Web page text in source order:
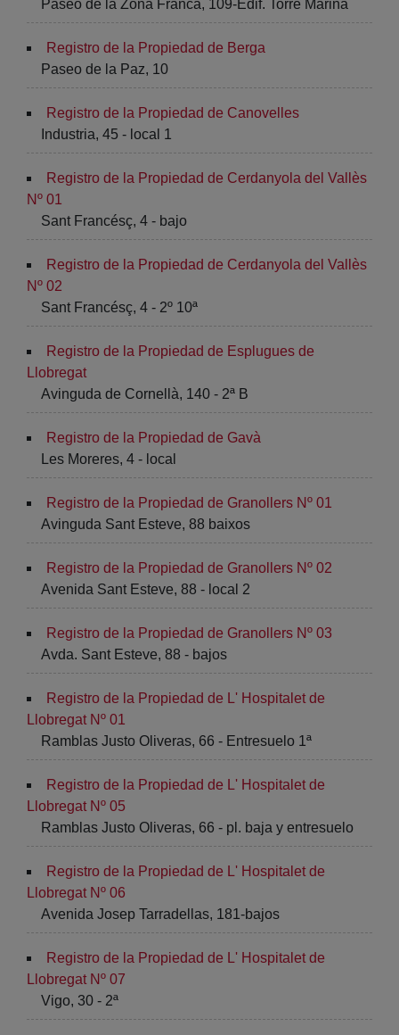
Paseo de la Zona Franca, 109-Edif. Torre Marina
Registro de la Propiedad de Berga
Paseo de la Paz, 10
Registro de la Propiedad de Canovelles
Industria, 45 - local 1
Registro de la Propiedad de Cerdanyola del Vallès
Nº 01
Sant Francésç, 4 - bajo
Registro de la Propiedad de Cerdanyola del Vallès
Nº 02
Sant Francésç, 4 - 2º 10ª
Registro de la Propiedad de Esplugues de
Llobregat
Avinguda de Cornellà, 140 - 2ª B
Registro de la Propiedad de Gavà
Les Moreres, 4 - local
Registro de la Propiedad de Granollers Nº 01
Avinguda Sant Esteve, 88 baixos
Registro de la Propiedad de Granollers Nº 02
Avenida Sant Esteve, 88 - local 2
Registro de la Propiedad de Granollers Nº 03
Avda. Sant Esteve, 88 - bajos
Registro de la Propiedad de L' Hospitalet de
Llobregat Nº 01
Ramblas Justo Oliveras, 66 - Entresuelo 1ª
Registro de la Propiedad de L' Hospitalet de
Llobregat Nº 05
Ramblas Justo Oliveras, 66 - pl. baja y entresuelo
Registro de la Propiedad de L' Hospitalet de
Llobregat Nº 06
Avenida Josep Tarradellas, 181-bajos
Registro de la Propiedad de L' Hospitalet de
Llobregat Nº 07
Vigo, 30 - 2ª